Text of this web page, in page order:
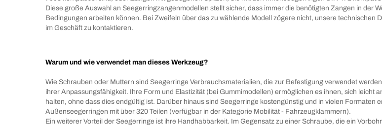
Diese große Auswahl an Seegerringzangenmodellen stellt sicher, dass immer die benötigten Zangen in der
Bedingungen arbeiten können. Bei Zweifeln über das zu wählende Modell zögere nicht, unsere
im Geschäft zu kontaktieren.
Warum und wie verwendet man dieses Werkzeug?
Wie Schrauben oder Muttern sind Seegerringe Verbrauchsmaterialien, die zur Befestigung verwendet
ihrer Anpassungsfähigkeit. Ihre Form und Elastizität (bei Gummimodellen) ermöglichen es ihnen, sich leicht
halten, ohne dass dies endgültig ist. Darüber hinaus sind Seegerringe kostengünstig und in vielen Formaten
Außenseegerringen mit über 320 Teilen (verfügbar in der Kategorie Mobilität - Fahrzeugklammern).
Ein weiterer Vorteil der Seegerringe ist ihre Handhabbarkeit. Im Gegensatz zu einer Schraube, die ein